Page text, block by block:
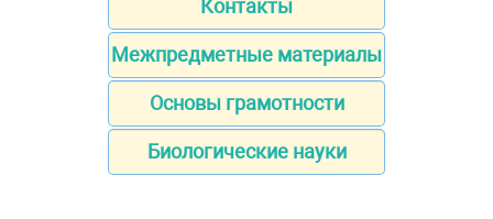
Контакты
Межпредметные материалы
Основы грамотности
Биологические науки